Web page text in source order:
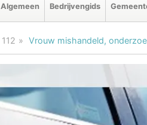
Algemeen Bedrijvengids
112 Vrouw mishandeld,